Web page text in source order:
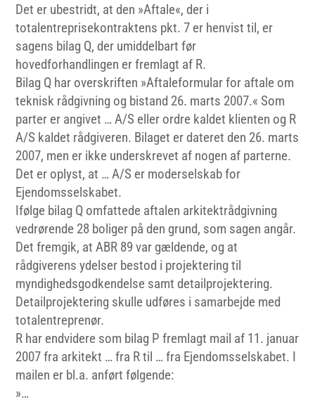
Det er ubestridt, at den »Aftale«, der i
totalentreprisekontraktens pkt. 7 er henvist til, er
sagens bilag Q, der umiddelbart før
hovedforhandlingen er fremlagt af R.
Bilag Q har overskriften »Aftaleformular for aftale om
teknisk rådgivning og bistand 26. marts 2007.« Som
parter er angivet … A/S eller ordre kaldet klienten og R
A/S kaldet rådgiveren. Bilaget er dateret den 26. marts
2007, men er ikke underskrevet af nogen af parterne.
Det er oplyst, at … A/S er moderselskab for
Ejendomsselskabet.
Ifølge bilag Q omfattede aftalen arkitektrådgivning
vedrørende 28 boliger på den grund, som sagen angår.
Det fremgik, at ABR 89 var gældende, og at
rådgiverens ydelser bestod i projektering til
myndighedsgodkendelse samt detailprojektering.
Detailprojektering skulle udføres i samarbejde med
totalentreprenør.
R har endvidere som bilag P fremlagt mail af 11. januar
2007 fra arkitekt … fra R til … fra Ejendomsselskabet. I
mailen er bl.a. anført følgende:
»…